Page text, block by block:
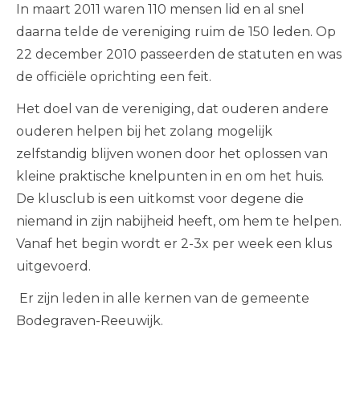
In maart 2011 waren 110 mensen lid en al snel
daarna telde de vereniging ruim de 150 leden. Op
22 december 2010 passeerden de statuten en was
de officiële oprichting een feit.
Het doel van de vereniging, dat ouderen andere
ouderen helpen bij het zolang mogelijk
zelfstandig blijven wonen door het oplossen van
kleine praktische knelpunten in en om het huis.
De klusclub is een uitkomst voor degene die
niemand in zijn nabijheid heeft, om hem te helpen.
Vanaf het begin wordt er 2-3x per week een klus
uitgevoerd.
Er zijn leden in alle kernen van de gemeente
Bodegraven-Reeuwijk.